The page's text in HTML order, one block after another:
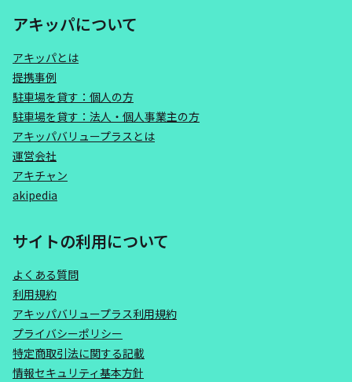
アキッパについて
アキッパとは
提携事例
駐車場を貸す：個人の方
駐車場を貸す：法人・個人事業主の方
アキッパバリュープラスとは
運営会社
アキチャン
akipedia
サイトの利用について
よくある質問
利用規約
アキッパバリュープラス利用規約
プライバシーポリシー
特定商取引法に関する記載
情報セキュリティ基本方針